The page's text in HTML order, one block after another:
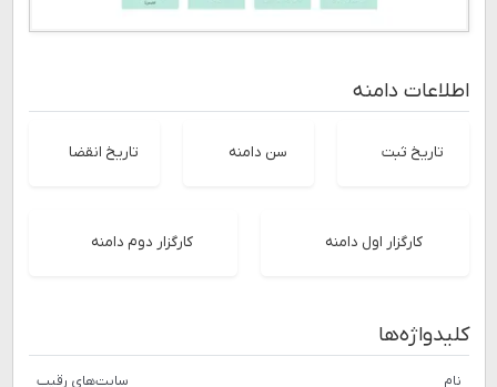
اطلاعات دامنه
تاریخ ثبت سن دامنه تاریخ انقضا
کارگزار اول دامنه کارگزار دوم دامنه
کلیدواژه‌ها
نام سایت‌های رقیب